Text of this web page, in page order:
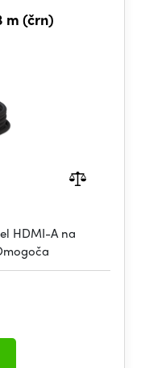
m (črn)
HDMI-A na